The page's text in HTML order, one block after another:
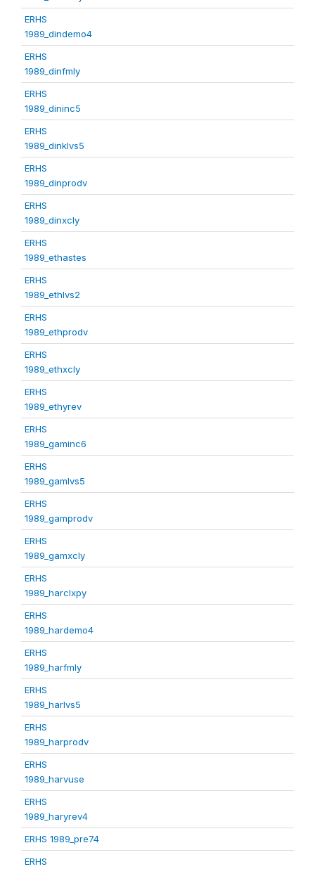
ERHS
1989_dindemo4
ERHS
1989_dinfmly
ERHS
1989_dininc5
ERHS
1989_dinklvs5
ERHS
1989_dinprodv
ERHS
1989_dinxcly
ERHS
1989_ethastes
ERHS
1989_ethlvs2
ERHS
1989_ethprodv
ERHS
1989_ethxcly
ERHS
1989_ethyrev
ERHS
1989_gaminc6
ERHS
1989_gamlvs5
ERHS
1989_gamprodv
ERHS
1989_gamxcly
ERHS
1989_harclxpy
ERHS
1989_hardemo4
ERHS
1989_harfmly
ERHS
1989_harlvs5
ERHS
1989_harprodv
ERHS
1989_harvuse
ERHS
1989_haryrev4
ERHS 1989_pre74
ERHS